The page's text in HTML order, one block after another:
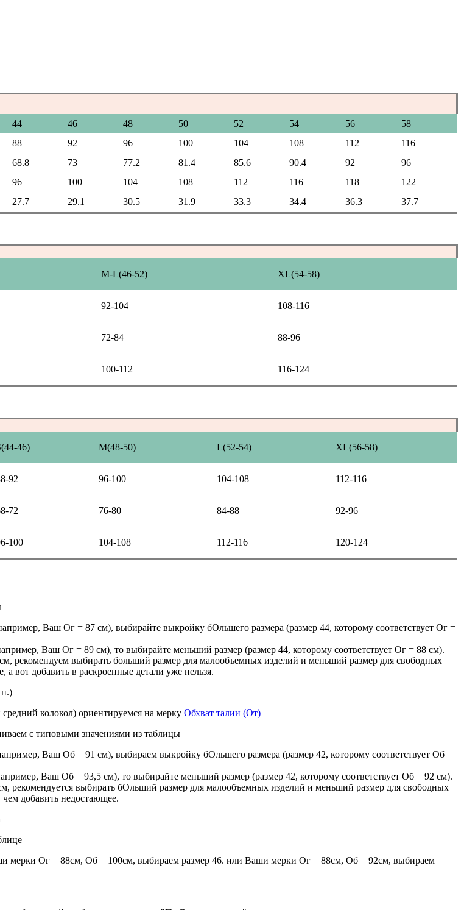
44 46 48 50 52 54 56
58
88 92 96 100 104 108 112
116
68.8 73 77.2 81.4 85.6 90.4 92
96
96 100 104 108 112 116 118
122
27.7 29.1 30.5 31.9 33.3 34.4 36.3 37.7
M-L(46-52) XL(54-58)
92-104 108-116
72-84 88-96
100-112 116-124
46) M(48-50) L(52-54) XL(56-58)
92 96-100 104-108 112-116
72 76-80 84-88 92-96
100 104-108 112-116 120-124
Ваш Ог = 87 см), выбирайте выкройку бОльшего размера (размер 44, которому соответствует Ог =
Ваш Ог = 89 см), то выбирайте меньший размер (размер 44, которому соответствует Ог = 88 см).
рекомендуем выбирать больший размер для малообъемных изделий и меньший размер для свободных
вот добавить в раскроенные детали уже нельзя.
колокол) ориентируемся на мерку Обхват талии (От)
с типовыми значениями из таблицы
Ваш Об = 91 см), выбираем выкройку бОльшего размера (размер 42, которому соответствует Об =
Ваш Об = 93,5 см), то выбирайте меньший размер (размер 42, которому соответствует Об = 92 см).
рекомендуется выбирать бОльший размер для малообъемных изделий и меньший размер для свободных
добавить недостающее.
мерки Ог = 88см, Об = 100см, выбираем размер 46. или Ваши мерки Ог = 88см, Об = 92см, выбираем